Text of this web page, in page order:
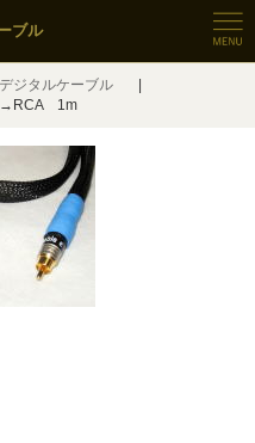
ブル
ジタルケーブル
1m